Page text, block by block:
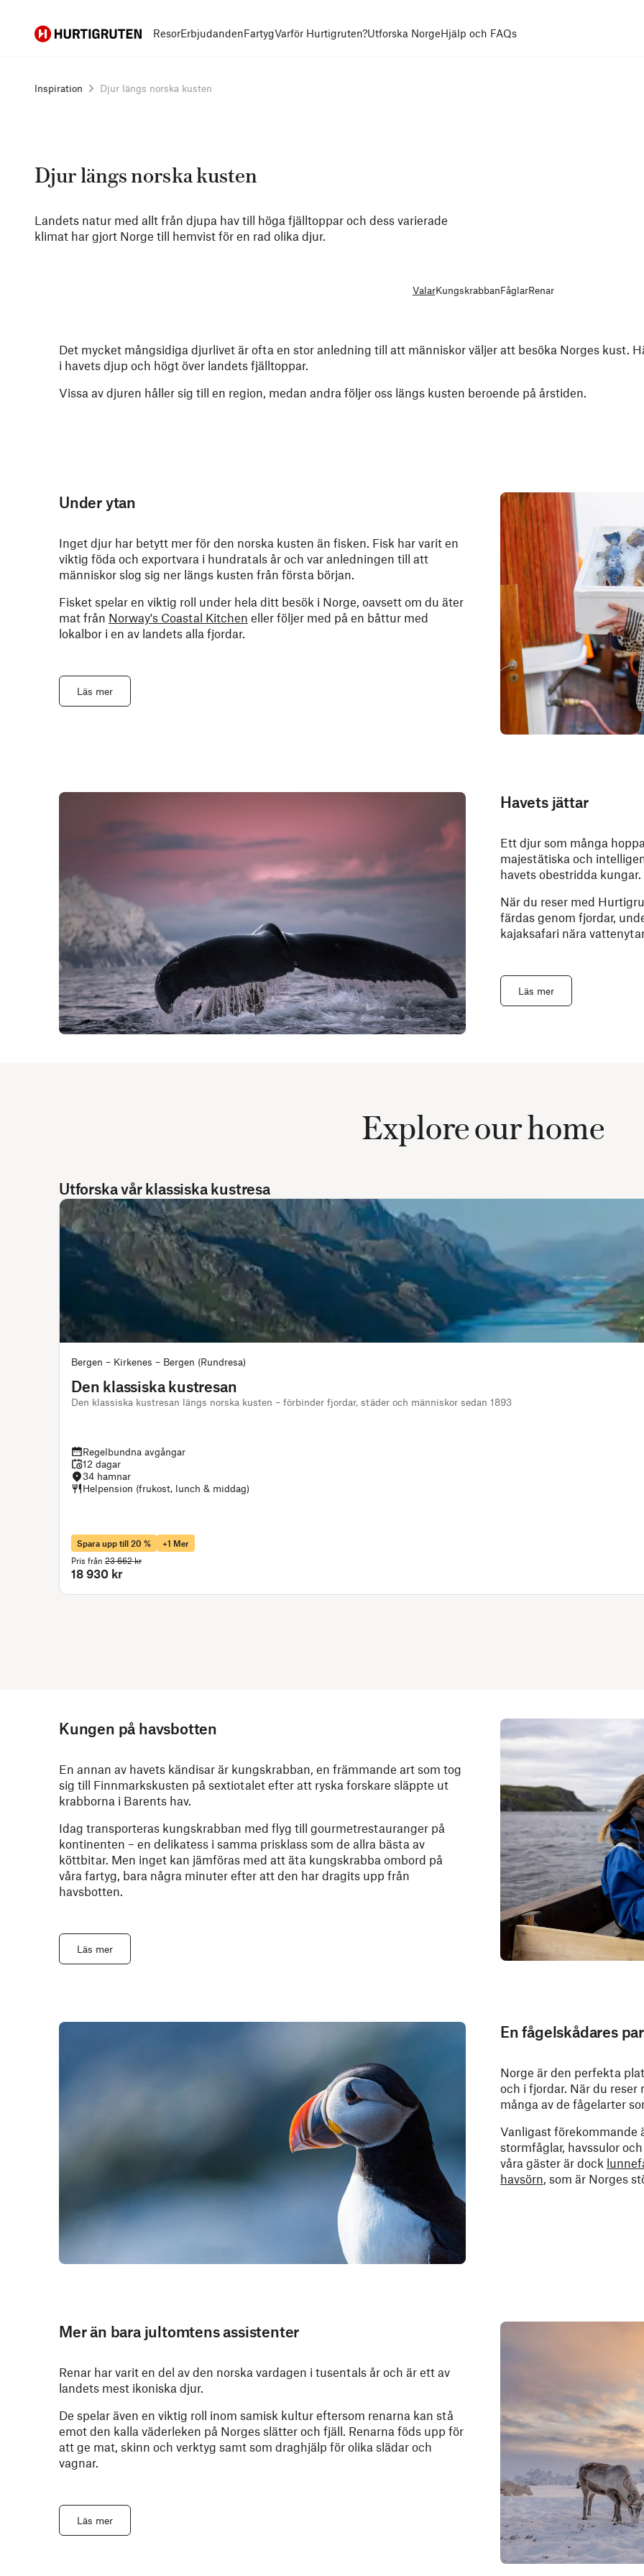
Hurtigruten ResorErbjudandenFartygVarför Hurtigruten?Utforska NorgeHjälp och FAQs
Inspiration Djur längs norska kusten
Djur längs norska kusten
Landets natur med allt från djupa hav till höga fjälltoppar och dess varierade
klimat har gjort Norge till hemvist för en rad olika djur.
ValarKungskrabbanFåglarRenar
Det mycket mångsidiga djurlivet är ofta en stor anledning till att människor väljer att besöka Norges kust.
i havets djup och högt över landets fjälltoppar.
Vissa av djuren håller sig till en region, medan andra följer oss längs kusten beroende på årstiden.
Under ytan
Inget djur har betytt mer för den norska kusten än fisken. Fisk har varit en
viktig föda och exportvara i hundratals år och var anledningen till att
människor slog sig ner längs kusten från första början.
Fisket spelar en viktig roll under hela ditt besök i Norge, oavsett om du äter
mat från Norway's Coastal Kitchen eller följer med på en båttur med
lokalbor i en av landets alla fjordar.
Läs mer
Havets jättar
Ett djur som många
majestätiska och
havets obestridda kungar.
När du reser med
färdas genom fjordar,
kajaksafari nära
Läs mer
Explore our home
Utforska vår klassiska kustresa
Bergen – Kirkenes – Bergen (Rundresa)
Den klassiska kustresan
Den klassiska kustresan längs norska kusten – förbinder fjordar, städer och människor sedan 1893
Regelbundna avgångar
12 dagar
34 hamnar
Helpension (frukost, lunch & middag)
Spara upp till 20 %
+1 Mer
Pris från 23 662 kr
18 930 kr
Kungen på havsbotten
En annan av havets kändisar är kungskrabban, en främmande art som tog
sig till Finnmarkskusten på sextiotalet efter att ryska forskare släppte ut
krabborna i Barents hav.
Idag transporteras kungskrabban med flyg till gourmetrestauranger på
kontinenten – en delikatess i samma prisklass som de allra bästa av
köttbitar. Men inget kan jämföras med att äta kungskrabba ombord på
våra fartyg, bara några minuter efter att den har dragits upp från
havsbotten.
Läs mer
En fågelskådares
Norge är den perfekta
och i fjordar. När du
många av de fågelarter
Vanligast förekommande
stormfåglar, havssulor
våra gäster är dock
havsörn, som är Norges
Mer än bara jultomtens assistenter
Renar har varit en del av den norska vardagen i tusentals år och är ett av
landets mest ikoniska djur.
De spelar även en viktig roll inom samisk kultur eftersom renarna kan stå
emot den kalla väderleken på Norges slätter och fjäll. Renarna föds upp för
att ge mat, skinn och verktyg samt som draghjälp för olika slädar och
vagnar.
Läs mer